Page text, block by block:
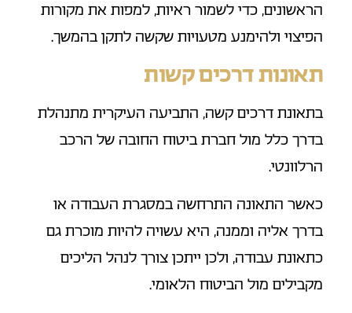
הראשונים, כדי לשמור ראיות, למפות את מקורות
הפיצוי ולהימנע מטעויות שקשה לתקן בהמשך.
תאונות דרכים קשות
בתאונת דרכים קשה, התביעה העיקרית מתנהלת
בדרך כלל מול חברת ביטוח החובה של הרכב
הרלוונטי.
כאשר התאונה התרחשה במסגרת העבודה או
בדרך אליה וממנה, היא עשויה להיות מוכרת גם
כתאונת עבודה, ולכן ייתכן צורך לנהל הליכים
מקבילים מול הביטוח הלאומי.